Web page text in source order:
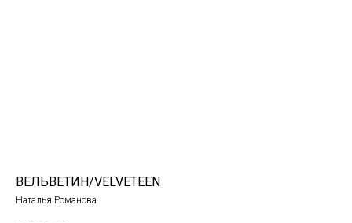
ВЕЛЬВЕТИН/VELVETEEN
Наталья Романова